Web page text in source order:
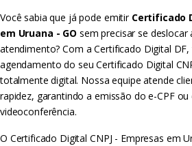
Você sabia que já pode emitir Certificado
em Uruana - GO sem precisar se deslocar
atendimento? Com a Certificado Digital
agendamento do seu Certificado Digital
totalmente digital. Nossa equipe atende
rapidez, garantindo a emissão do e-CPF
videoconferência.
O Certificado Digital CNPJ - Empresas em